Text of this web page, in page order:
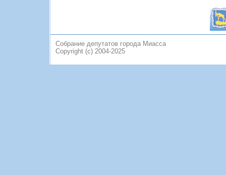
Собрание депутатов города Миасса
Copyright (c) 2004-2025